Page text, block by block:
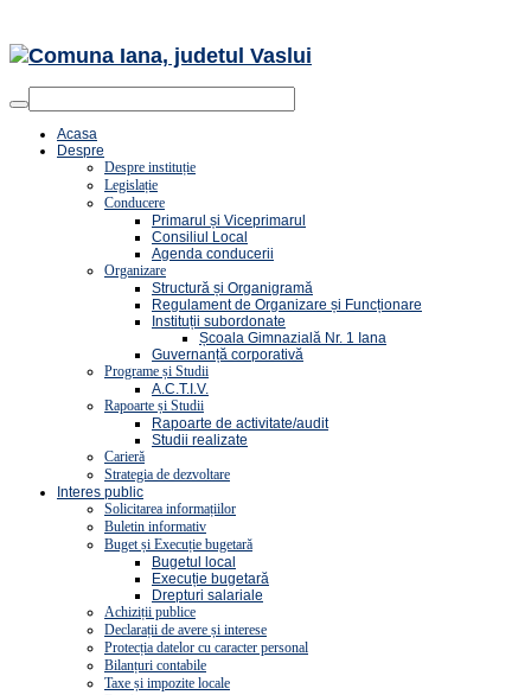
Acasa
Despre
Despre instituție
Legislație
Conducere
Primarul și Viceprimarul
Consiliul Local
Agenda conducerii
Organizare
Structură și Organigramă
Regulament de Organizare și Funcționare
Instituții subordonate
Școala Gimnazială Nr. 1 Iana
Guvernanță corporativă
Programe și Studii
A.C.T.I.V.
Rapoarte și Studii
Rapoarte de activitate/audit
Studii realizate
Carieră
Strategia de dezvoltare
Interes public
Solicitarea informațiilor
Buletin informativ
Buget și Execuție bugetară
Bugetul local
Execuție bugetară
Drepturi salariale
Achiziții publice
Declarații de avere și interese
Protecția datelor cu caracter personal
Bilanțuri contabile
Taxe și impozite locale